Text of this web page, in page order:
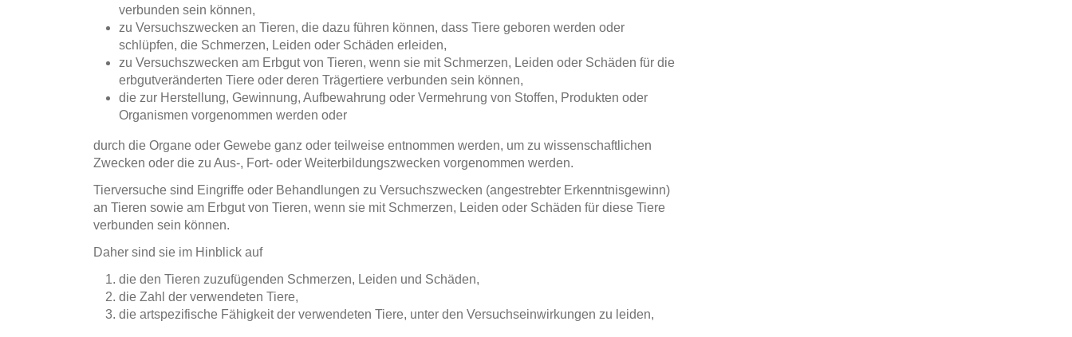
verbunden sein können,
zu Versuchszwecken an Tieren, die dazu führen können, dass Tiere geboren werden oder
schlüpfen, die Schmerzen, Leiden oder Schäden erleiden,
zu Versuchszwecken am Erbgut von Tieren, wenn sie mit Schmerzen, Leiden oder Schäden für die
erbgutveränderten Tiere oder deren Trägertiere verbunden sein können,
die zur Herstellung, Gewinnung, Aufbewahrung oder Vermehrung von Stoffen, Produkten oder
Organismen vorgenommen werden oder
durch die Organe oder Gewebe ganz oder teilweise entnommen werden, um zu wissenschaftlichen
Zwecken oder die zu Aus-, Fort- oder Weiterbildungszwecken vorgenommen werden.
Tierversuche sind Eingriffe oder Behandlungen zu Versuchszwecken (angestrebter Erkenntnisgewinn)
an Tieren sowie am Erbgut von Tieren, wenn sie mit Schmerzen, Leiden oder Schäden für diese Tiere
verbunden sein können.
Daher sind sie im Hinblick auf
die den Tieren zuzufügenden Schmerzen, Leiden und Schäden,
die Zahl der verwendeten Tiere,
die artspezifische Fähigkeit der verwendeten Tiere, unter den Versuchseinwirkungen zu leiden,